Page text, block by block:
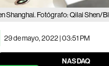
Shanghai. Fotógrafo: Qilai Shen/
29 de mayo, 2022 | 03:51 PM
NASDAQ